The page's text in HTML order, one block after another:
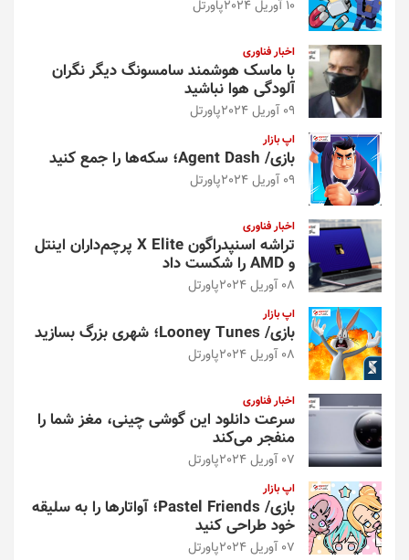
10 آوریل 2024 پاورتل
اخبار فناوری
با ماسک هوشمند سامسونگ دیگر نگران
آلودگی هوا نباشید
09 آوریل 2024 پاورتل
اپ بازار
بازی/ Agent Dash؛ سکه‌ها را جمع کنید
09 آوریل 2024 پاورتل
اخبار فناوری
تراشه اسنپدراگون X Elite پرچم‌داران اینتل
و AMD را شکست داد
08 آوریل 2024 پاورتل
اپ بازار
بازی/ Looney Tunes؛ شهری بزرگ بسازید
08 آوریل 2024 پاورتل
اخبار فناوری
سرعت دانلود این گوشی چینی، مغز شما را
منفجر می‌کند
07 آوریل 2024 پاورتل
اپ بازار
بازی/ Pastel Friends؛ آواتارها را به سلیقه
خود طراحی کنید
07 آوریل 2024 پاورتل